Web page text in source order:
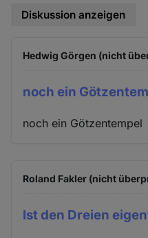
Diskussion anzeigen
Hedwig Görgen (nicht
noch ein
noch ein Götzentempel
Roland Fakler (nicht
Ist den Dreien